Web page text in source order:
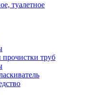
туалетное
прочистки труб